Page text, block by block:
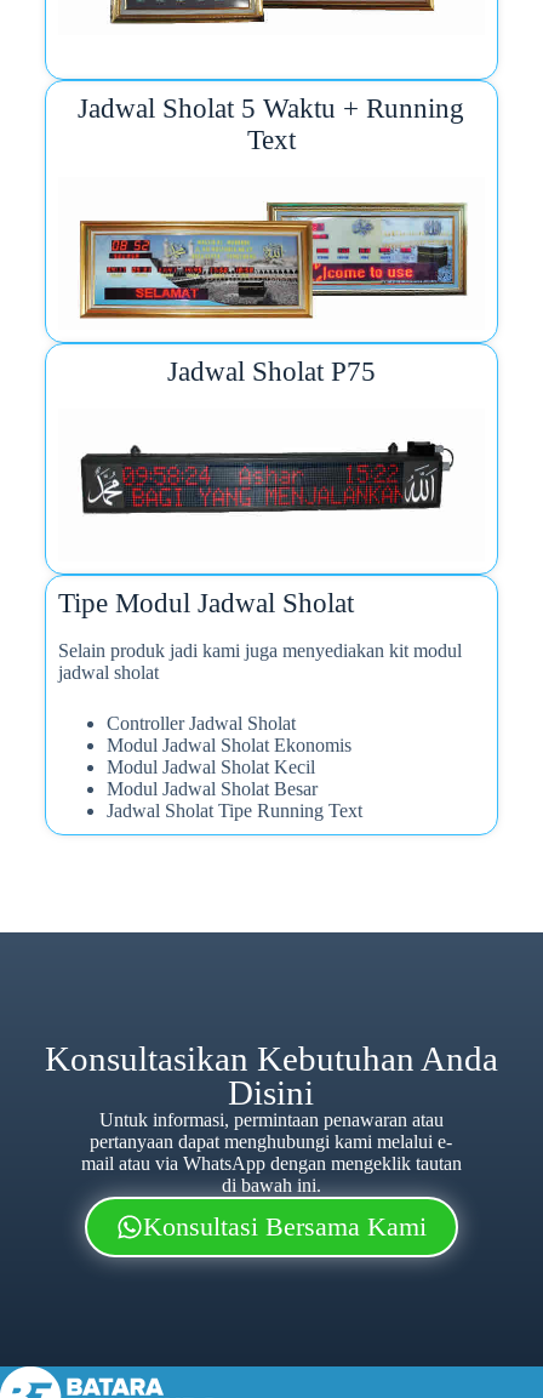
Jadwal Sholat 5 Waktu + Running
Text
Jadwal Sholat P75
Tipe Modul Jadwal Sholat
Selain produk jadi kami juga menyediakan kit modul
jadwal sholat
Controller Jadwal Sholat
Modul Jadwal Sholat Ekonomis
Modul Jadwal Sholat Kecil
Modul Jadwal Sholat Besar
Jadwal Sholat Tipe Running Text
Konsultasikan Kebutuhan Anda
Disini
Untuk informasi, permintaan penawaran atau
pertanyaan dapat menghubungi kami melalui e-
mail atau via WhatsApp dengan mengeklik tautan
di bawah ini.
Konsultasi Bersama Kami